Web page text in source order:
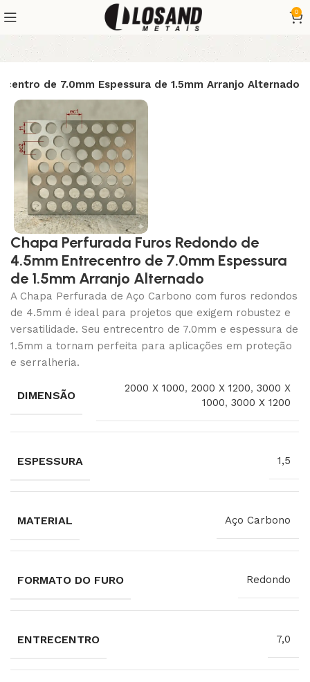
0
de 7.0mm Espessura de 1.5mm Arranjo Alternado
Chapa Perfurada Furos Redondo de
4.5mm Entrecentro de 7.0mm Espessura
de 1.5mm Arranjo Alternado
A Chapa Perfurada de Aço Carbono com furos redondos
de 4.5mm é ideal para projetos que exigem robustez e
versatilidade. Seu entrecentro de 7.0mm e espessura de
1.5mm a tornam perfeita para aplicações em proteção
e serralheria.
DIMENSÃO
2000 X 1000,2000 X 1200,3000 X
1000,3000 X 1200
ESPESSURA 1,5
MATERIAL Aço Carbono
FORMATO DO FURO Redondo
ENTRECENTRO 7,0